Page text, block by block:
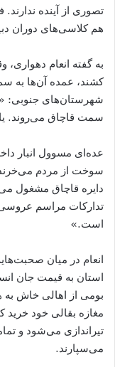
تصوری از آینده
هم کلاسی‌های دوران
به گفته انعام
کشند، عمده آن‌ها به
شهرستان‌های جنوبی:
سمت قاچاق می‌روند.
عده‌ای مسوول انبار
سوخت از مردم
دایره قاچاق مشغول
تدارکات مراسم عروسی
است.»
انعام در میان
استان به قیمت جان
بومی از اهالی خاش به
مغازه بقالی خود خرید
تیراندازی می‌شود و
می‌سپارند.